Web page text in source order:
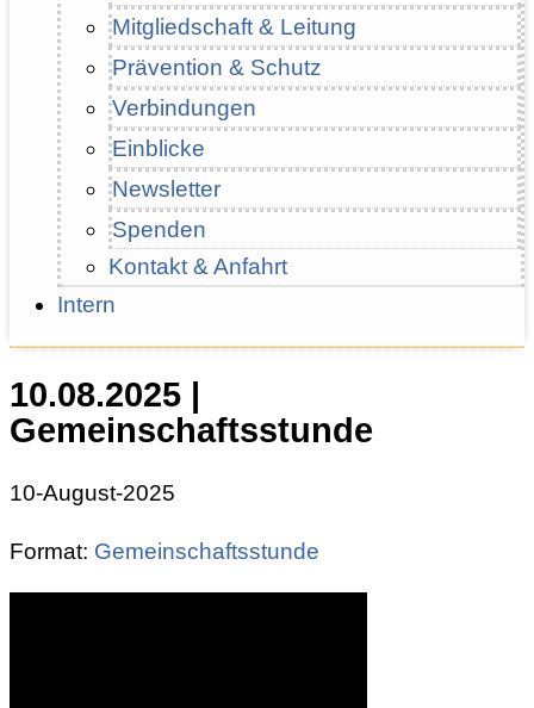
Mitgliedschaft & Leitung
Prävention & Schutz
Verbindungen
Einblicke
Newsletter
Spenden
Kontakt & Anfahrt
Intern
10.08.2025 |
Gemeinschaftsstunde
10-August-2025
Format: Gemeinschaftsstunde